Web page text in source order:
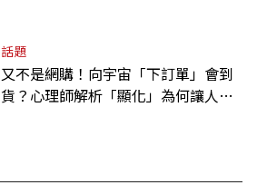
話題
又不是網購！向宇宙「下訂單」會到
貨？心理師解析「顯化」為何讓人無